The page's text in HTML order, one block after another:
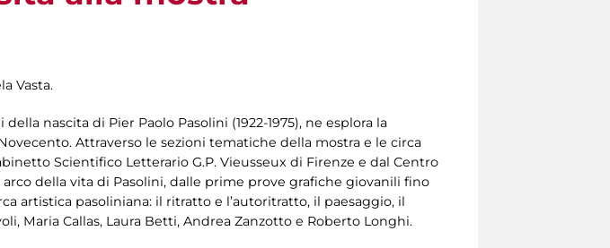
Vasta.
nascita di Pier Paolo Pasolini (1922-1975), ne esplora la
Attraverso le sezioni tematiche della mostra e le circa
Scientifico Letterario G.P. Vieusseux di Firenze e dal Centro
della vita di Pasolini, dalle prime prove grafiche giovanili fino
artistica pasoliniana: il ritratto e l’autoritratto, il paesaggio, il
Maria Callas, Laura Betti, Andrea Zanzotto e Roberto Longhi.